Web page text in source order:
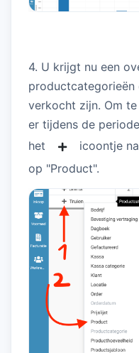
4. U krijgt nu een
productcategorieën
verkocht zijn. Om
er tijdens de
het
icoontje
op "Product".